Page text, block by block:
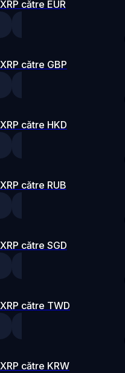
XRP către EUR
XRP către GBP
XRP către HKD
XRP către RUB
XRP către SGD
XRP către TWD
XRP către KRW